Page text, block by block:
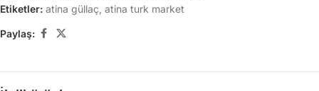
Etiketler: atina güllaç atina turk market
Paylaş: